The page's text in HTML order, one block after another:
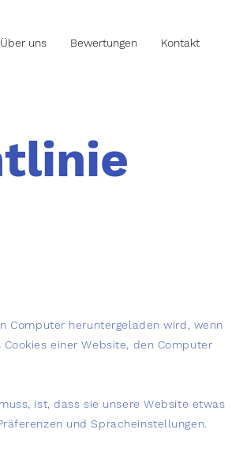
Über uns Bewertungen Kontakt
Computer heruntergeladen wird, wenn
einer Website, den Computer
ist, dass sie unsere Website etwas
und Spracheinstellungen.